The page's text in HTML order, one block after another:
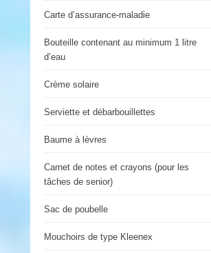
Carte d’assurance-maladie
Bouteille contenant au minimum 1 litre
d’eau
Crème solaire
Serviette et débarbouillettes
Baume à lèvres
Carnet de notes et crayons (pour les
tâches de senior)
Sac de poubelle
Mouchoirs de type Kleenex